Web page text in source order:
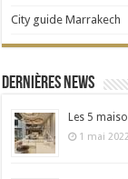
City guide Marrakech
Dernières news
Les 5
1 mai 2022